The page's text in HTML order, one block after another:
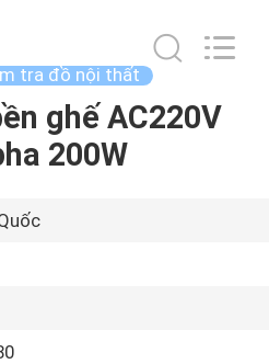
tra đồ nội thất
ghế AC220V
200W